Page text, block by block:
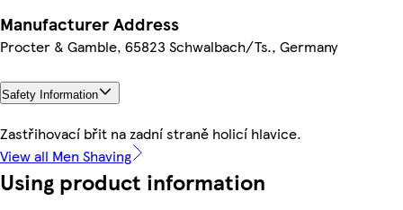
Manufacturer Address
Procter & Gamble, 65823 Schwalbach/Ts., Germany
Safety Information
Zastřihovací břit na zadní straně holicí hlavice.
View all Men Shaving
Using product information